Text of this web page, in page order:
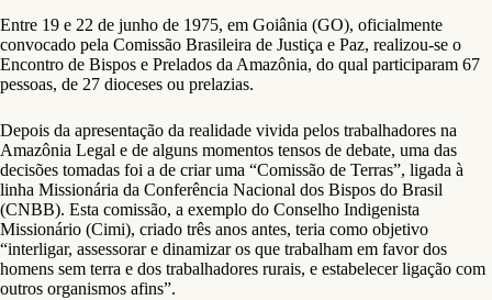
Entre 19 e 22 de junho de 1975, em Goiânia (GO), oficialmente
convocado pela Comissão Brasileira de Justiça e Paz, realizou-se o
Encontro de Bispos e Prelados da Amazônia, do qual participaram 67
pessoas, de 27 dioceses ou prelazias.
Depois da apresentação da realidade vivida pelos trabalhadores na
Amazônia Legal e de alguns momentos tensos de debate, uma das
decisões tomadas foi a de criar uma “Comissão de Terras”, ligada à
linha Missionária da Conferência Nacional dos Bispos do Brasil
(CNBB). Esta comissão, a exemplo do Conselho Indigenista
Missionário (Cimi), criado três anos antes, teria como objetivo
“interligar, assessorar e dinamizar os que trabalham em favor dos
homens sem terra e dos trabalhadores rurais, e estabelecer ligação com
outros organismos afins”.